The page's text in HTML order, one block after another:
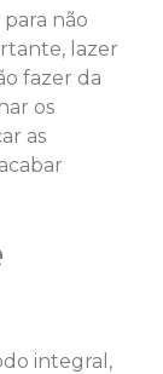
não
lazer
fazer da
os
as
integral,